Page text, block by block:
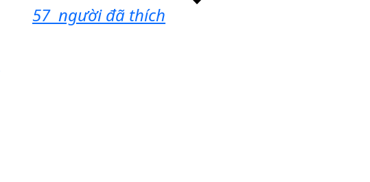
57 người đã thích